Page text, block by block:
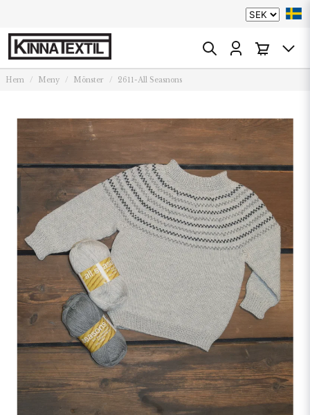
Hem Meny Mönster 2611-All Seasnons